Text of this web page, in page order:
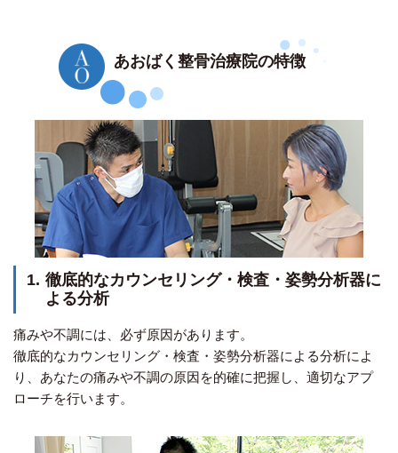
あおばく整骨治療院の特徴
1. 徹底的なカウンセリング・検査・姿勢分析器に
よる分析
痛みや不調には、必ず原因があります。
徹底的なカウンセリング・検査・姿勢分析器による分析によ
り、あなたの痛みや不調の原因を的確に把握し、適切なアプ
ローチを行います。